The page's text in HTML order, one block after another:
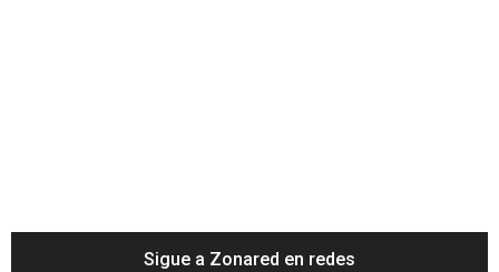
Sigue a Zonared en redes